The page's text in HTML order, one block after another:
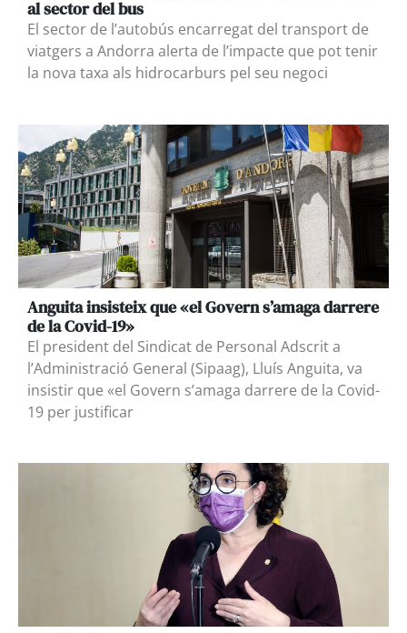
al sector del bus
El sector de l’autobús encarregat del transport de
viatgers a Andorra alerta de l’impacte que pot tenir
la nova taxa als hidrocarburs pel seu negoci
Anguita insisteix que «el Govern s’amaga darrere
de la Covid-19»
El president del Sindicat de Personal Adscrit a
l’Administració General (Sipaag), Lluís Anguita, va
insistir que «el Govern s’amaga darrere de la Covid-
19 per justificar